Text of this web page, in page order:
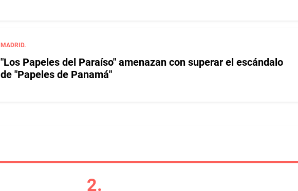
MADRID.
"Los Papeles del Paraíso" amenazan con superar el escándalo
de "Papeles de Panamá"